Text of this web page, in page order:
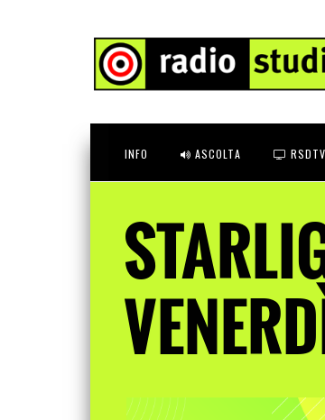
INFO ASCOLTA RSDTV